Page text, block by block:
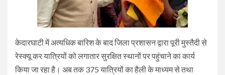
केदारघाटी में अत्यधिक बारिश के बाद जिला प्रशासन द्वारा पूरी मुस्तैदी से
रेस्क्यू कर यात्रियों को लगातार सुरक्षित स्थानों पर पहुंचाने का कार्य
किया जा रहा है। अब तक 375 यात्रियों का हैली के माध्यम से तथा